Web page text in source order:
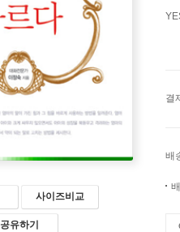
사이즈비교
공유하기
결
배